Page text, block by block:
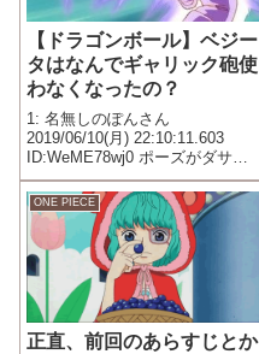
【ドラゴンボール】ベジー
タはなんでギャリック砲使
わなくなったの？
1: 名無しのぽんさん
2019/06/10(月) 22:10:11.603
ID:WeME78wj0 ポーズがダサい
から？
ONE PIECE
正直、前回のあらすじとか